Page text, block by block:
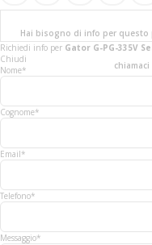
Hai bisogno di info per questo
Richiedi info per Gator G-PG-335V
Chiudi
Nome*
Cognome*
Email*
Telefono*
Messaggio*